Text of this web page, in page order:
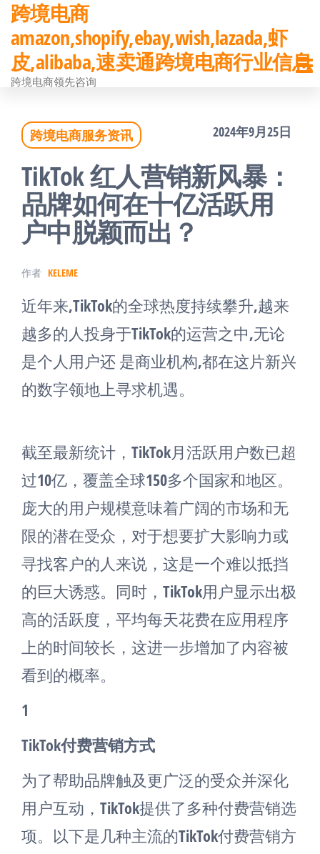
前
往
内
跨境电商
amazon,shopify,ebay,wish,lazada,虾
皮,alibaba,速卖通跨境电商行业信息
跨境电商领先咨询
跨境电商服务资讯 2024年9月25日
TikTok 红人营销新风暴：
品牌如何在十亿活跃用
户中脱颖而出？
作者 KELEME
近年来,TikTok的全球热度持续攀升,越来
越多的人投身于TikTok的运营之中,无论
是个人用户还 是商业机构,都在这片新兴
的数字领地上寻求机遇。
截至最新统计，TikTok月活跃用户数已超
过10亿，覆盖全球150多个国家和地区。
庞大的用户规模意味着广阔的市场和无
限的潜在受众，对于想要扩大影响力或
寻找客户的人来说，这是一个难以抵挡
的巨大诱惑。同时，TikTok用户显示出极
高的活跃度，平均每天花费在应用程序
上的时间较长，这进一步增加了内容被
看到的概率。
1
TikTok付费营销方式
为了帮助品牌触及更广泛的受众并深化
用户互动，TikTok提供了多种付费营销选
项。以下是几种主流的TikTok付费营销方